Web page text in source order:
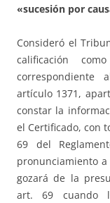
«sucesión por
Consideró el
calificación
correspondiente
artículo 1371,
constar la
el Certificado, con
69 del
pronunciamiento
gozará de la
art. 69 cuando